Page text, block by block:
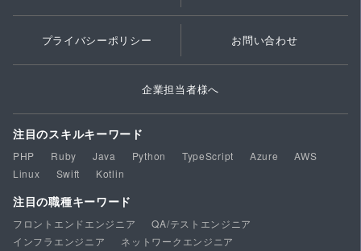
プライバシーポリシー お問い合わせ
企業担当者様へ
注目のスキルキーワード
PHP Ruby Java Python TypeScript Azure
AWS
Linux
Swift Kotlin
注目の職種キーワード
フロントエンドエンジニア
QA/テストエンジニア
インフラエンジニア
ネットワークエンジニア